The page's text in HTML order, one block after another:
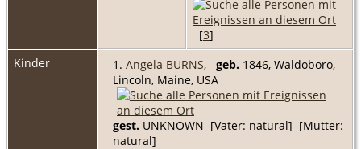
[3]
Kinder
1. Angela BURNS, geb. 1846, Waldoboro,
Lincoln, Maine, USA
gest. UNKNOWN [Vater: natural] [Mutter:
natural]